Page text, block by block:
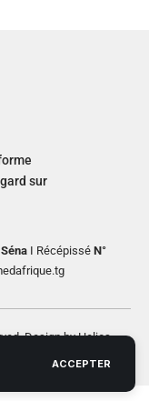
ACCEPTER
sur
I RécépisséN°
Design by Helios